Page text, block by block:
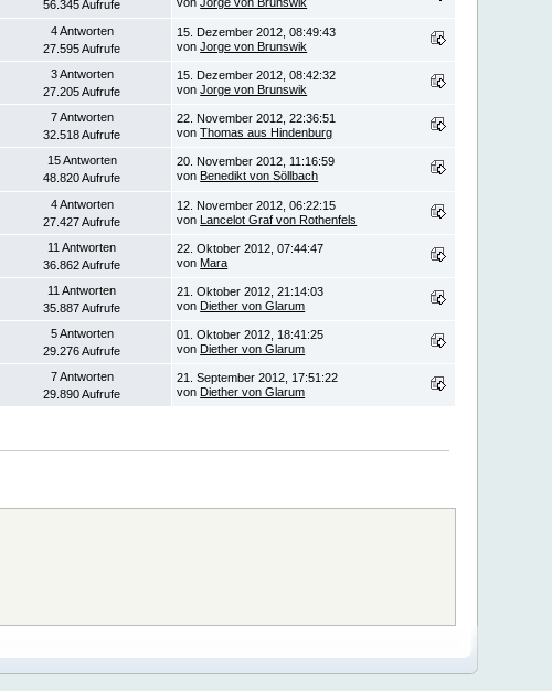
56.345 Aufrufe
4 Antworten
27.595 Aufrufe
15. Dezember 2012, 08:49:43
vonJorge von Brunswik
3 Antworten
27.205 Aufrufe
15. Dezember 2012, 08:42:32
vonJorge von Brunswik
7 Antworten
32.518 Aufrufe
22. November 2012, 22:36:51
vonThomas aus Hindenburg
15 Antworten
48.820 Aufrufe
20. November 2012, 11:16:59
vonBenedikt von Söllbach
4 Antworten
27.427 Aufrufe
12. November 2012, 06:22:15
vonLancelot Graf von Rothenfels
11 Antworten
36.862 Aufrufe
22. Oktober 2012, 07:44:47
vonMara
11 Antworten
35.887 Aufrufe
21. Oktober 2012, 21:14:03
vonDiether von Glarum
5 Antworten
29.276 Aufrufe
01. Oktober 2012, 18:41:25
vonDiether von Glarum
7 Antworten
29.890 Aufrufe
21. September 2012, 17:51:22
vonDiether von Glarum